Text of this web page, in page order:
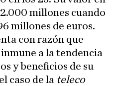
millones cuando
millones de euros.
con razón que
a la tendencia
y beneficios de su
caso de la teleco